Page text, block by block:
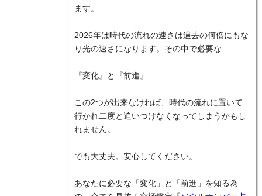
ます。
2026年は時代の流れの速さは過去の何倍にもな
り光の速さになります。その中で必要な
『変化』と『前進』
この2つが出来なければ、時代の流れに置いて
行かれ二度と追いつけなくなってしまうかもし
れません。
でも大丈夫。安心してください。
あなたに必要な「変化」と「前進」を知る為